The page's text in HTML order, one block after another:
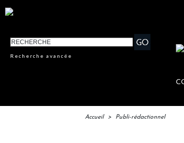
Recherche avancée
Accueil > Publi-rédactionnel
IFTM